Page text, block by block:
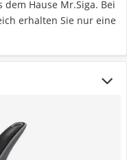
Hause Mr.Siga. Bei
erhalten Sie nur eine